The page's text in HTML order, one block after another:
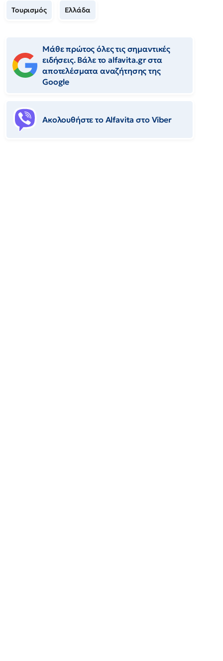
Τουρισμός Ελλάδα
Μάθε πρώτος όλες τις σημαντικές
ειδήσεις. Βάλε το alfavita.gr στα
αποτελέσματα αναζήτησης της
Google
Ακολουθήστε το Αlfavita στο Viber